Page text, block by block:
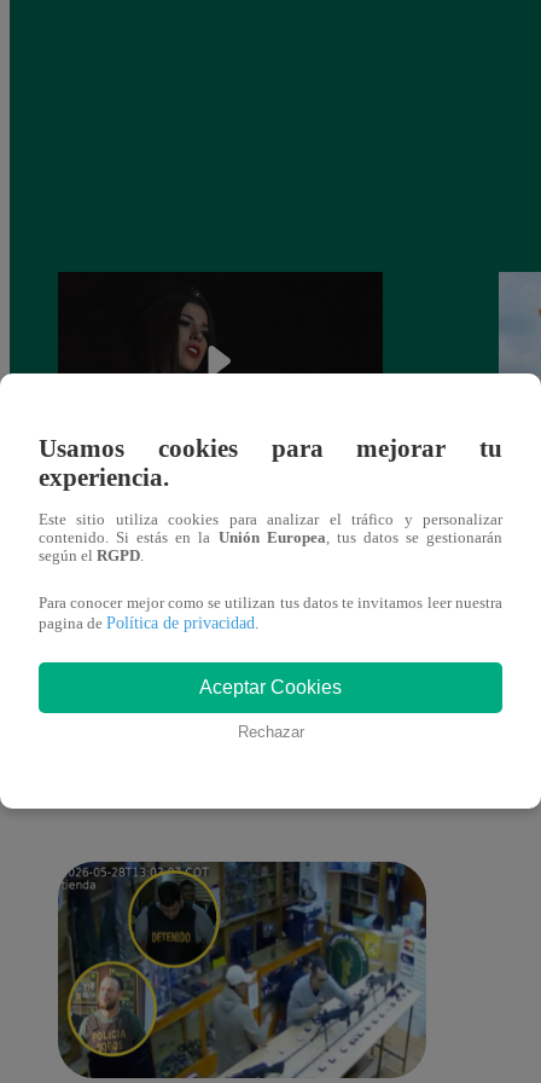
más unidas que nunca?
También te puede
Usamos cookies para mejorar tu
experiencia.
Este sitio utiliza cookies para analizar el tráfico y personalizar
contenido. Si estás en la Unión Europea , tus datos se gestionarán
según el RGPD
Para conocer mejor como se utilizan tus datos te invitamos leer nuestra
pagina de Política de privacidad
Aceptar Cookies
Rechazar